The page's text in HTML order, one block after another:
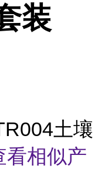
装
土壤
看相似产